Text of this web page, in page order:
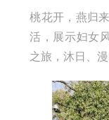
桃花开，燕归
活，展示妇女
之旅，沐日、